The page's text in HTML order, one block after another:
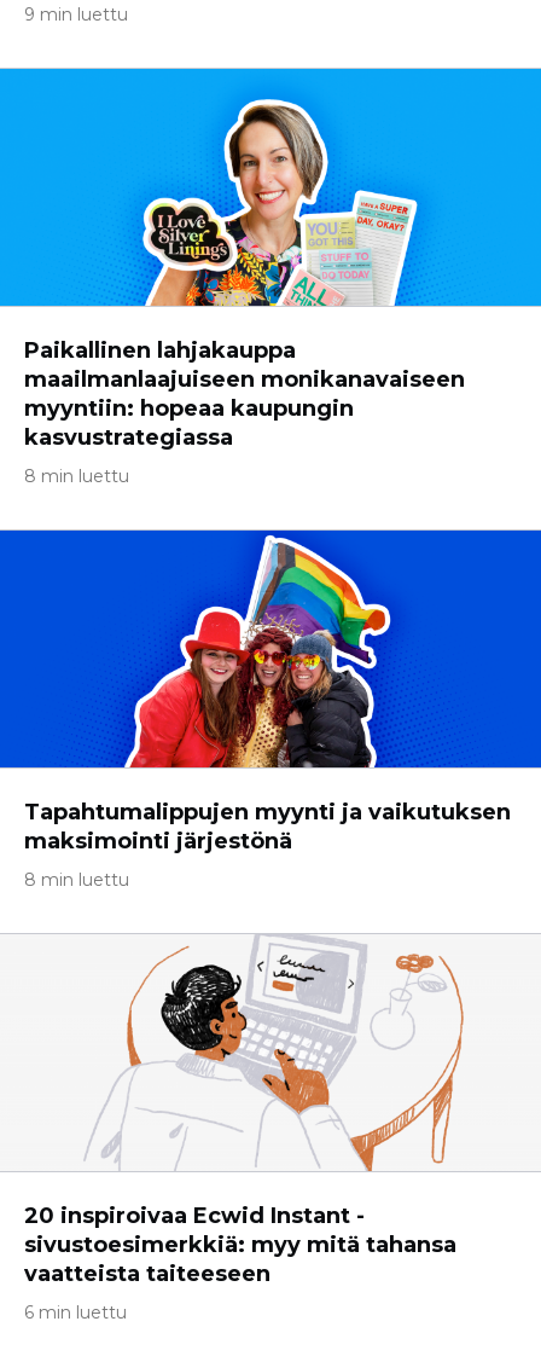
9 min luettu
Paikallinen lahjakauppa
maailmanlaajuiseen monikanavaiseen
myyntiin: hopeaa kaupungin
kasvustrategiassa
8 min luettu
Tapahtumalippujen myynti ja vaikutuksen
maksimointi järjestönä
8 min luettu
20 inspiroivaa Ecwid Instant -
sivustoesimerkkiä: myy mitä tahansa
vaatteista taiteeseen
6 min luettu